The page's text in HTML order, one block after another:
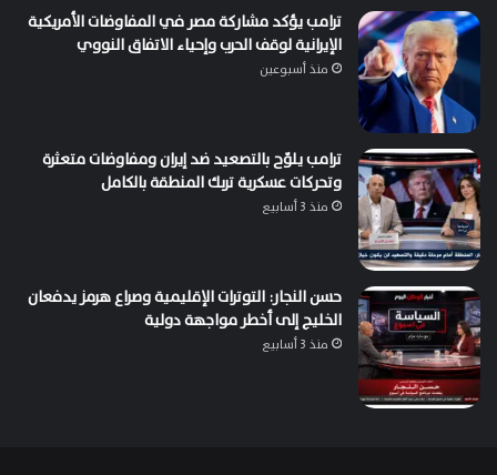
ترامب يؤكد مشاركة مصر في المفاوضات الأمريكية
الإيرانية لوقف الحرب وإحياء الاتفاق النووي
منذ أسبوعين
ترامب يلوّح بالتصعيد ضد إيران ومفاوضات متعثرة
وتحركات عسكرية تربك المنطقة بالكامل
منذ 3 أسابيع
حسن النجار: التوترات الإقليمية وصراع هرمز يدفعان
الخليج إلى أخطر مواجهة دولية
منذ 3 أسابيع